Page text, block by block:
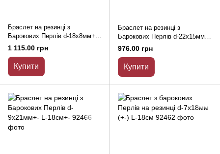
Браслет на резинці з
Барокових Перлів d-18х8мм+-
L-18см+-
1 115.00 грн
Купити
Браслет на резинці з
Барокових Перлів d-22х15мм+-
L-18см+-
976.00 грн
Купити